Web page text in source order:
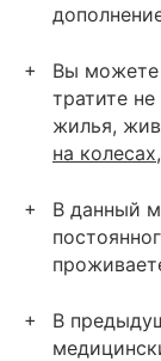
Вы можете
тратите
жилья,
на колесах
В данный
В